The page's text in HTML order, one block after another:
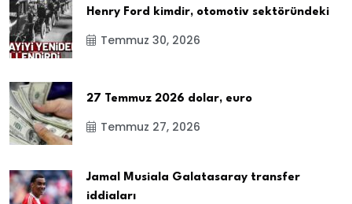
Henry Ford kimdir, otomotiv sektöründeki
Temmuz 30, 2026
27 Temmuz 2026 dolar, euro
Temmuz 27, 2026
Jamal Musiala Galatasaray transfer
iddiaları